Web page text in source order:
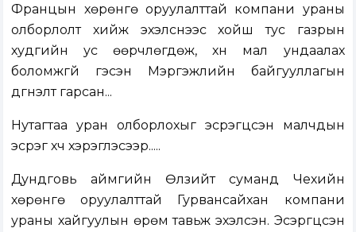
Францын хөрөнгө оруулалттай компани ураны
олборлолт хийж эхэлснээс хойш тус газрын
худгийн ус өөрчлөгдөж, хүн мал ундаалах
боломжгүй гэсэн Мэргэжлийн байгууллагын
дүгнэлт гарсан...
Нутагтаа уран олборлохыг эсрэгүүцсэн малчдын
эсрэг хүч хэрэглэсээр.....
Дундговь аймгийн Өлзийт суманд Чехийн
хөрөнгө оруулалттай Гурвансайхан компани
ураны хайгуулын өрөм тавьж эхэлсэн. Эсэргүүцсэн